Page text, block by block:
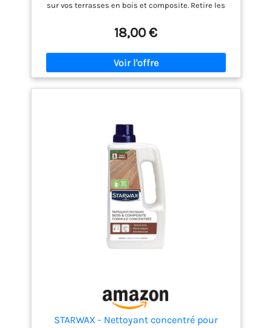
sur vos terrasses en bois et composite. Retire les
bois. Un résultat impeccable pour des espaces
comme neufs. ULTRA CONCENTRÉ : Une formule
hautement concentrée qui permet de traiter
jusqu'à 2000 m² avec seulement 1L de produit. Un
rendement exceptionnel qui associe économie et
performance pour l'entretien de grandes surfaces
manuellement selon vos besoins. Adapté pour
terrasses, planchers, caillebotis et bordures de
piscine. Une solution flexible pour vos bois
extérieurs. MODE D'EMPLOI : Diluer 1L de produit
dans 3L d'eau pour nettoyeur haute pression, ou 3
bouchons dans 5L d'eau pour pulvérisateur ou
application manuelle. Appliquer sur la surface,
laisser agir 5 à 10 minutes, brosser si nécessaire
puis rincer à l'eau. STARWAX, EXPERT DE L’ENTRETIEN
DEPUIS 1946 : Des produits efficaces et agréables à
utiliser, conçus pour les perfectionnistes.
18,00 €
STARWAX - Nettoyant concentré pour